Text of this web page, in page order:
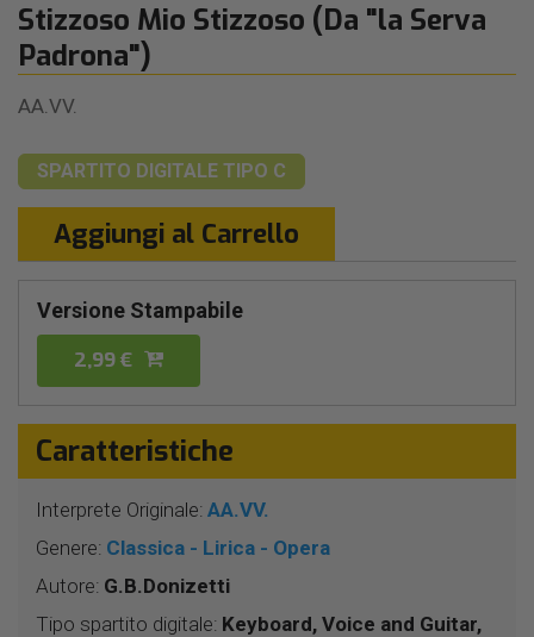
Stizzoso Mio Stizzoso (Da "la Serva
Padrona")
AA.VV.
SPARTITO DIGITALE TIPO C
Aggiungi al Carrello
Versione Stampabile
2,99 €
Caratteristiche
Interprete Originale: AA.VV.
Genere: Classica - Lirica - Opera
Autore: G.B.Donizetti
Tipo spartito digitale: Keyboard, Voice and Guitar,